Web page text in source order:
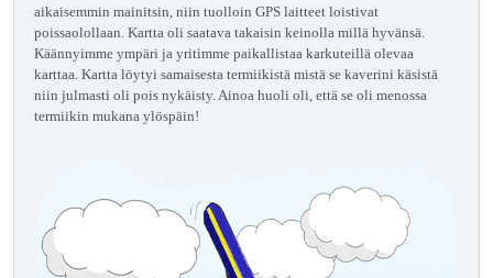
aikaisemmin mainitsin, niin tuolloin GPS laitteet loistivat
poissaolollaan. Kartta oli saatava takaisin keinolla millä hyvänsä.
Käännyimme ympäri ja yritimme paikallistaa karkuteillä olevaa
karttaa. Kartta löytyi samaisesta termiikistä mistä se kaverini käsistä
niin julmasti oli pois nykäisty. Ainoa huoli oli, että se oli menossa
termiikin mukana ylöspäin!